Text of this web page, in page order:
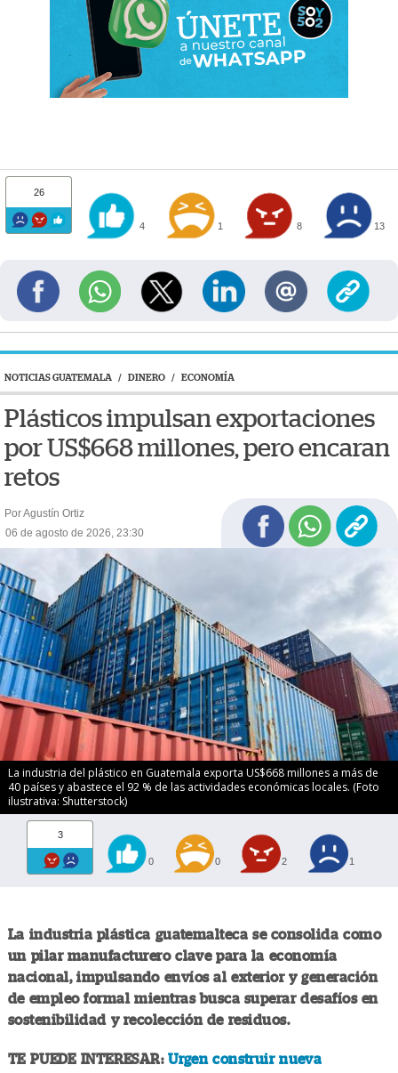
26
4 1 8 13
NOTICIAS GUATEMALA / DINERO / ECONOMÍA
Plásticos impulsan exportaciones
por US$668 millones, pero encaran
retos
Por Agustín Ortiz
06 de agosto de 2026, 23:30
La industria del plástico en Guatemala exporta US$668 millones a más de
40 países y abastece el 92 % de las actividades económicas locales. (Foto
ilustrativa: Shutterstock)
3
0 0 2 1
La industria plástica guatemalteca se consolida como
un pilar manufacturero clave para la economía
nacional, impulsando envíos al exterior y generación
de empleo formal mientras busca superar desafíos en
sostenibilidad y recolección de residuos.
TE PUEDE INTERESAR:Urgen construir nueva